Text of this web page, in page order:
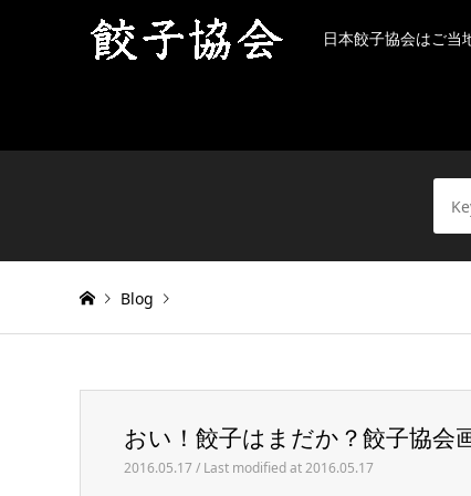
日本餃子協会はご当
Blog
おい！餃子はまだか？餃子協会画像
おい！餃子はまだか？餃子協会
2016.05.17 / Last modified at 2016.05.17